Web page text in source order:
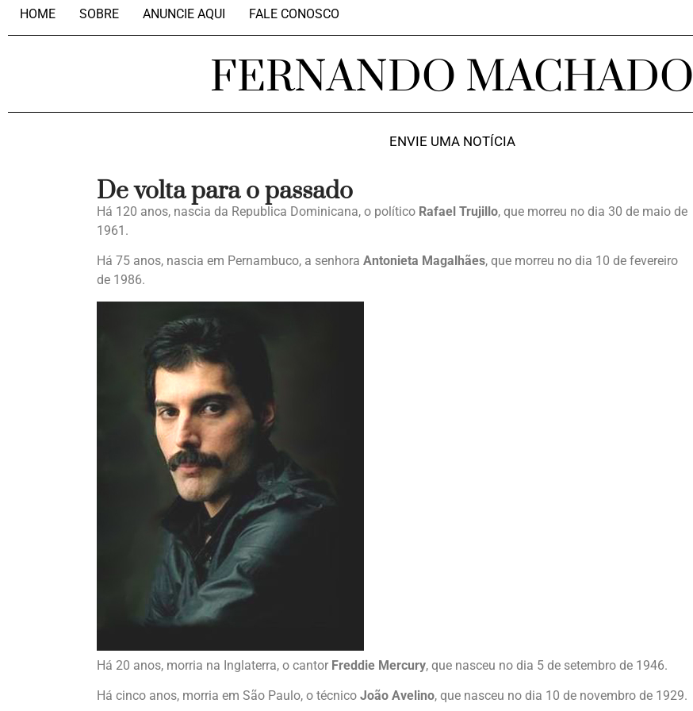
HOME SOBRE ANUNCIE AQUI FALE CONOSCO
FERNANDO MACHADO
ENVIE UMA NOTÍCIA
De volta para o passado
Há 120 anos, nascia da Republica Dominicana, o político Rafael Trujillo, que morreu no dia 30 de maio de
1961.
Há 75 anos, nascia em Pernambuco, a senhora Antonieta Magalhães, que morreu no dia 10 de fevereiro
de 1986.
Há 20 anos, morria na Inglaterra, o cantor Freddie Mercury, que nasceu no dia 5 de setembro de 1946.
Há cinco anos, morria em São Paulo, o técnico João Avelino, que nasceu no dia 10 de novembro de 1929.